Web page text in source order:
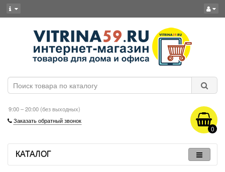
9:00 – 20:00 (без выходных)
Заказать обратный звонок
0
КАТАЛОГ